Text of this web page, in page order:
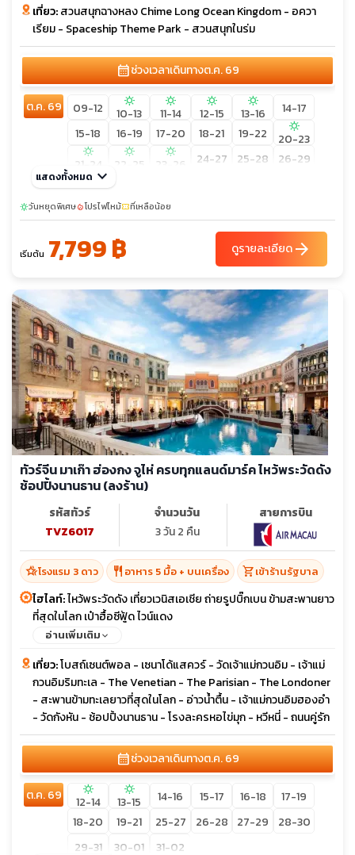
เที่ยว:สวนสนุกฉางหลง Chime Long Ocean Kingdom - อควา
เรียม - Spaceship Theme Park - สวนสนุกในร่ม
calendar_monthช่วงเวลาเดินทางต.ค. 69
ต.ค. 69 09-12 sunny
10-13
sunny
11-14
sunny
12-15
sunny
13-16
14-17
15-18
16-19 17-20 18-21 19-22 sunny
20-23
sunny
21-24
sunny
22-25
sunny
23-26 24-27 25-28
26-29
27-30
แสดงทั้งหมด keyboard_arrow_down
sunnyวันหยุดพิเศษlocal_fire_departmentโปรไฟไหม้confirmation_numberที่เหลือน้อย
เริ่มต้น 7,799 ฿ ดูรายละเอียดarrow_forward
ทัวร์จีน มาเก๊า ฮ่องกง จูไห่ ครบทุกแลนด์มาร์ค ไหว้พระวัดดัง
ช้อปปิ้งนานธาน (ลงร้าน)
รหัสทัวร์
TVZ6017
จำนวนวัน
3 วัน 2 คืน
สายการบิน
hotel_classโรงแรม 3 ดาว restaurant อาหาร 5 มื้อ + บนเครื่อง shopping_cartเข้าร้านรัฐบาล
ไฮไลท์:ไหว้พระวัดดัง เที่ยวเวนิสเอเชีย ถ่ายรูปบิ๊กเบน ข้ามสะพานยาว
ที่สุดในโลก เป๋าฮื้อซีฟู้ด ไวน์แดง
อ่านเพิ่มเติม
เที่ยว:โบสถ์เซนต์พอล - เซนาโด้แสควร์ - วัดเจ้าแม่กวนอิม - เจ้าแม่
กวนอิมริมทะเล - The Venetian - The Parisian - The Londoner
- สะพานข้ามทะเลยาวที่สุดในโลก - อ่าวน้ำตื้น - เจ้าแม่กวนอิมฮองอำ
- วัดกังหัน - ช้อปปิ้งนานธาน - โรงละครหอไข่มุก - หวีหนี่ - ถนนคู่รัก
calendar_monthช่วงเวลาเดินทางต.ค. 69
ต.ค. 69 sunny
12-14
sunny
13-15 14-16 15-17 16-18
17-19
18-20
19-21 25-27 26-28 27-29
28-30
29-31
30-01 31-02